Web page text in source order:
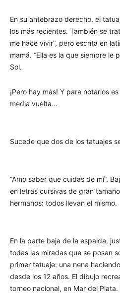
En su antebrazo derecho, el
los más recientes. También se
me hace vivir”, pero escrita en
mamá. “Ella es la que siempre le
Sol.
¡Pero hay más! Y para notarlos
media vuelta…
Sucede que dos de los tatuajes
“Amo saber que cuidas de mí”.
en letras cursivas de gran
hermanos: todos llevan el mismo.
En la parte baja de la espalda,
todas las miradas que se posan
primer tatuaje: una nena
desde los 12 años. El dibujo
torneo nacional, en Mar del Plata.